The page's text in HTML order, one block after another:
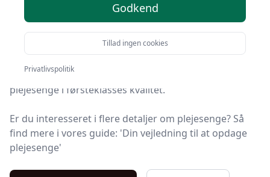
Leder du efter de bedste plejesenge? På Kulturnet har
vi udvalgt 7 produkter, så du let kan finde din favorit.
plejeseng i 2025, produkter med gratis levering og
plejesenge i førsteklasses kvalitet.
Er du interesseret i flere detaljer om plejesenge? Så
find mere i vores guide: 'Din vejledning til at opdage
plejesenge'
Godkend
Tillad ingen cookies
Privatlivspolitik